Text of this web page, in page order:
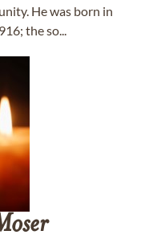
He was born in
the so...